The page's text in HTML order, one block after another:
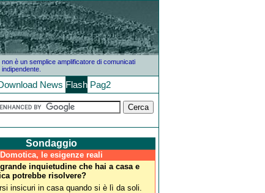
è un semplice amplificatore di comunicati
News Flash Pag2
Sondaggio
Domotica, le esigenze reali
inquietudine che hai a casa e
potrebbe risolvere?
insicuri in casa quando si è lì da soli.